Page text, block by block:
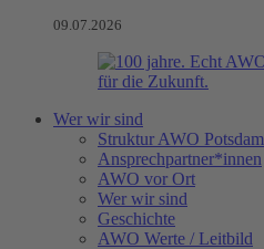
09.07.2026
Wer wir sind
Struktur AWO Potsdam
Ansprechpartner*innen
AWO vor Ort
Wer wir sind
Geschichte
AWO Werte / Leitbild